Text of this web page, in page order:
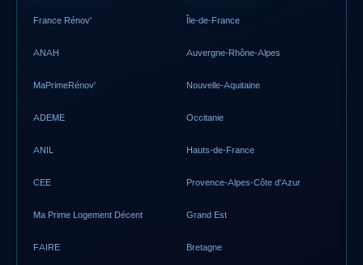
France Rénov'
ANAH
MaPrimeRénov'
ADEME
ANIL
CEE
Ma Prime Logement Décent
FAIRE
Île-de-France
Auvergne-Rhône-Alpes
Nouvelle-Aquitaine
Occitanie
Hauts-de-France
Provence-Alpes-Côte d'Azur
Grand Est
Bretagne